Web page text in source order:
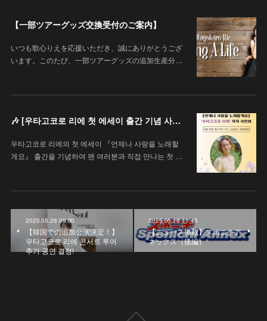
【一部ツアーグッズ交換受付のご案内】
いつも歌心りえを応援いただき、誠にありがとうござ
います。このたび、一部ツアーグッズの追加生産分…
🎶 [우타고코로 리에 첫 에세이 출간 기념 사인회 안내 / 歌心りえ 初エッセイ出版記念サイン会のお知らせ]
우타고코로 리에의 첫 에세이 『언제나 사랑을 노래할
게요』 출간을 기념하여 팬 여러분과 직접 만나는 첫 …
2025.05.26 09:00
【韓国での追加公演決定！】
우타고코로 리에 콘서트 투어
추가 공연 결정!
2025.05.18 11:45
【ニュース掲載】スポニチア
ネックス（後編）